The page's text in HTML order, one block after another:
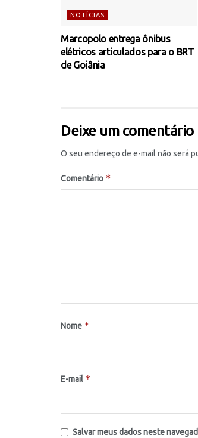
NOTÍCIAS
Marcopolo entrega ônibus
elétricos articulados para o BRT
de Goiânia
Deixe um comentário
O seu endereço de e-mail não será
Comentário *
Nome *
E-mail *
Salvar meus dados neste